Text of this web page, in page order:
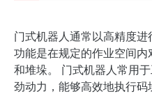
门式机器人通常以高精度
功能是在规定的作业空间
和堆垛。 门式机器人常用
劲动力，能够高效地执行